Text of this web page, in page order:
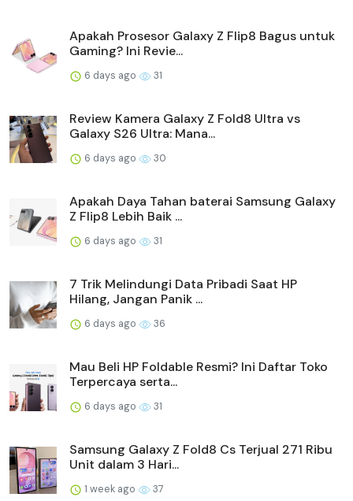
Apakah Prosesor Galaxy Z Flip8 Bagus untuk
Gaming? Ini Revie...
6 days ago 31
Review Kamera Galaxy Z Fold8 Ultra vs
Galaxy S26 Ultra: Mana...
6 days ago 30
Apakah Daya Tahan baterai Samsung Galaxy
Z Flip8 Lebih Baik ...
6 days ago 31
7 Trik Melindungi Data Pribadi Saat HP
Hilang, Jangan Panik ...
6 days ago 36
Mau Beli HP Foldable Resmi? Ini Daftar Toko
Terpercaya serta...
6 days ago 31
Samsung Galaxy Z Fold8 Cs Terjual 271 Ribu
Unit dalam 3 Hari...
1 week ago 37